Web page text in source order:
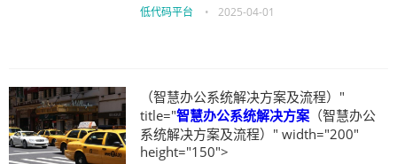
低代码平台 • 2025-04-01
（智慧办公系统解决方案及流程）"
title="智慧办公系统解决方案 （智慧办公
系统解决方案及流程）" width="200"
height="150">